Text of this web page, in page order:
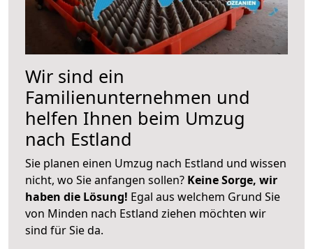
Wir sind ein
Familienunternehmen und
helfen Ihnen beim Umzug
nach Estland
Sie planen einen Umzug nach Estland und wissen
nicht, wo Sie anfangen sollen? Keine Sorge, wir
haben die Lösung! Egal aus welchem Grund Sie
von Minden nach Estland ziehen möchten wir
sind für Sie da.